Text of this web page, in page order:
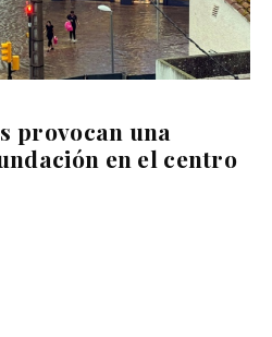
provocan una
en el centro